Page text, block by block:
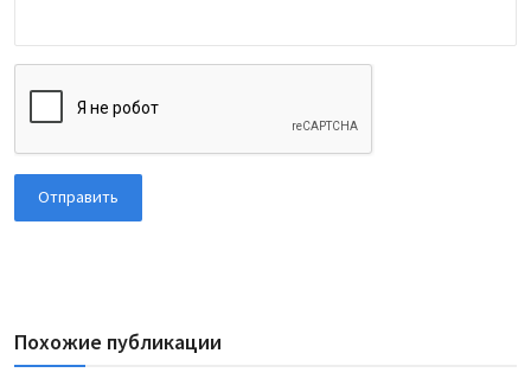
Отправить
Похожие публикации